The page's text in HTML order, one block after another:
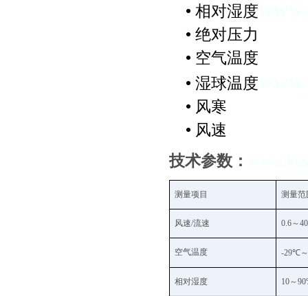
• 相对湿度
• 绝对压力
• 空气温度
• 湿球温度
• 风寒
• 风速
技术参数：
测量项目 测量范
风速/流速 0.6～
空气温度 -29℃
相对湿度 10～